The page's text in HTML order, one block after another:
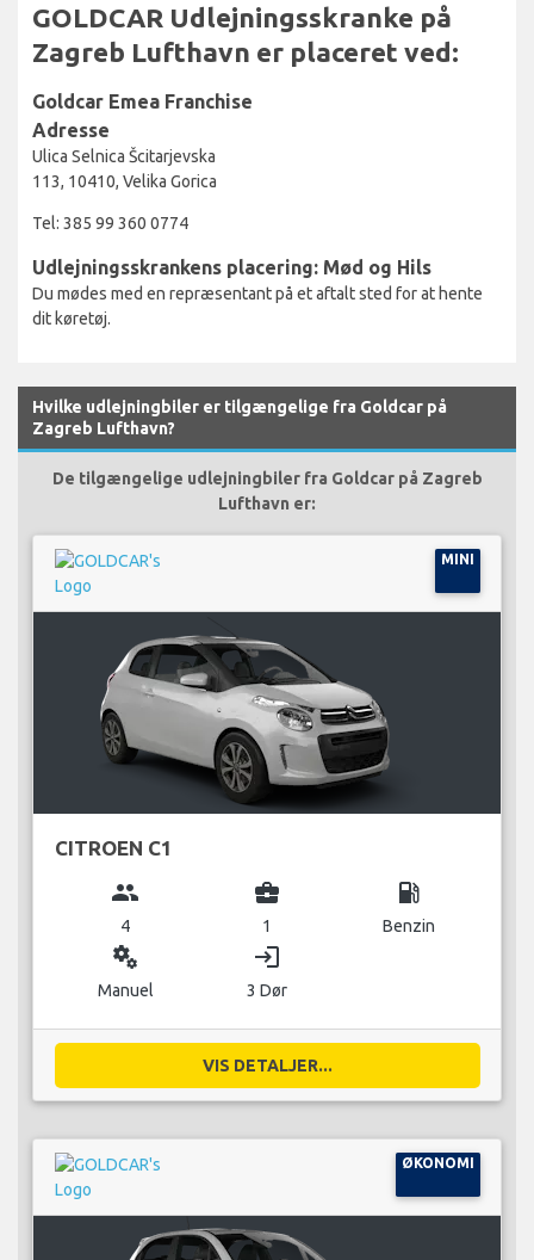
GOLDCAR Udlejningsskranke på
Zagreb Lufthavn er placeret ved:
Goldcar Emea Franchise
Adresse
Ulica Selnica Šcitarjevska
113, 10410, Velika Gorica
Tel: 385 99 360 0774
Udlejningsskrankens placering: Mød og Hils
Du mødes med en repræsentant på et aftalt sted for at hente
dit køretøj.
Hvilke udlejningbiler er tilgængelige fra Goldcar på
Zagreb Lufthavn?
De tilgængelige udlejningbiler fra Goldcar på Zagreb
Lufthavn er:
MINI
CITROEN C1
group
4
business_center
1
local_gas_station
Benzin
miscellaneous_services
Manuel
login
3 Dør
VIS DETALJER...
ØKONOMI